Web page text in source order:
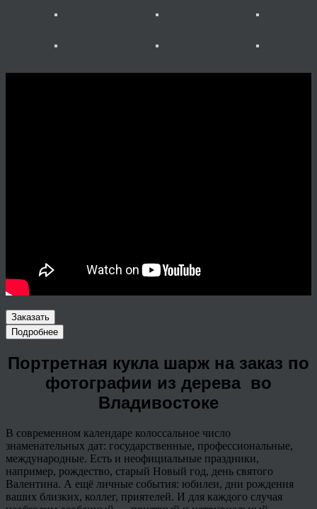
Заказать
Подробнее
Портретная кукла шарж на заказ по
фотографии из дерева во
Владивостоке
В современном календаре колоссальное число
знаменательных дат: государственные, профессиональные,
международные. Есть и неофициальные праздники,
например, рождество, старый Новый год, день святого
Валентина. А ещё личные события: юбилеи, дни рождения
ваших близких, коллег, приятелей. И для каждого случая